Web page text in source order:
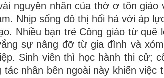
nguyên nhân của thờ ơ tôn giáo
Nhịp sống đô thị hối hả với áp
Nhiều bạn trẻ Công giáo từ quê
sự nâng đỡ từ gia đình và
Sinh viên thì học hành thi cử;
nhân bên ngoài này khiến